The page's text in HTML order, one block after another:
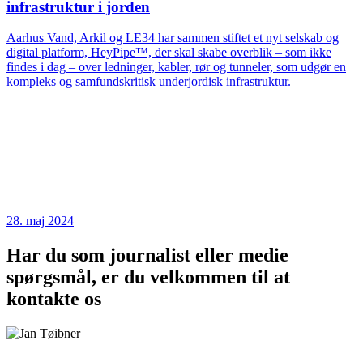
infrastruktur i jorden
Aarhus Vand, Arkil og LE34 har sammen stiftet et nyt selskab og
digital platform, HeyPipe™, der skal skabe overblik – som ikke
findes i dag – over ledninger, kabler, rør og tunneler, som udgør en
kompleks og samfundskritisk underjordisk infrastruktur.
28. maj 2024
Har du som journalist eller medie
spørgsmål, er du velkommen til at
kontakte os